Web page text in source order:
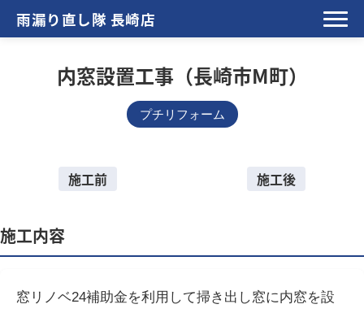
雨漏り直し隊 長崎店
内窓設置工事（長崎市M町）
プチリフォーム
施工前 施工後
施工内容
窓リノベ24補助金を利用して掃き出し窓に内窓を設